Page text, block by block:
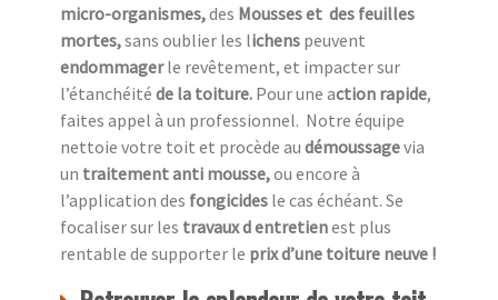
micro-organismes,des Mousses et des feuilles
mortes,sans oublier les lichens peuvent
endommagerle revêtement, et impacter sur
l’étanchéité de la toiture. Pour une action rapide,
faites appel à un professionnel. Notre équipe
nettoie votre toit et procède au démoussagevia
un traitement anti mousse,ou encore à
l’application des fongicides le cas échéant. Se
focaliser sur les travaux d entretienest plus
rentable de supporter le prix d’une toiture neuve !